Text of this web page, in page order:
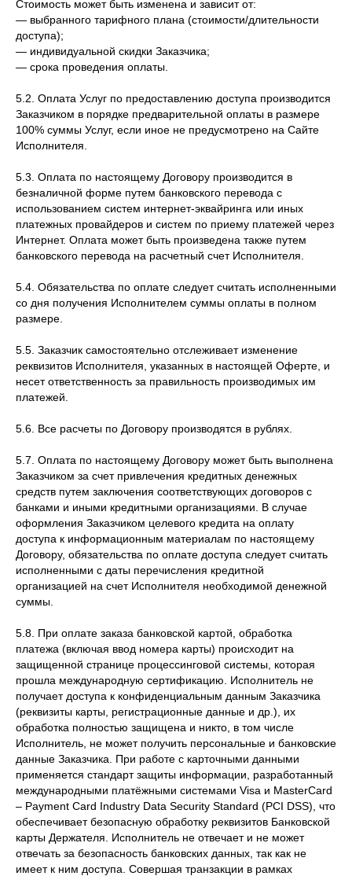
Стоимость может быть изменена и зависит от:
— выбранного тарифного плана (стоимости/длительности
доступа);
— индивидуальной скидки Заказчика;
— срока проведения оплаты.
5.2. Оплата Услуг по предоставлению доступа производится
Заказчиком в порядке предварительной оплаты в размере
100% суммы Услуг, если иное не предусмотрено на Сайте
Исполнителя.
5.3. Оплата по настоящему Договору производится в
безналичной форме путем банковского перевода с
использованием систем интернет-эквайринга или иных
платежных провайдеров и систем по приему платежей через
Интернет. Оплата может быть произведена также путем
банковского перевода на расчетный счет Исполнителя.
5.4. Обязательства по оплате следует считать исполненными
со дня получения Исполнителем суммы оплаты в полном
размере.
5.5. Заказчик самостоятельно отслеживает изменение
реквизитов Исполнителя, указанных в настоящей Оферте, и
несет ответственность за правильность производимых им
платежей.
5.6. Все расчеты по Договору производятся в рублях.
5.7. Оплата по настоящему Договору может быть выполнена
Заказчиком за счет привлечения кредитных денежных
средств путем заключения соответствующих договоров с
банками и иными кредитными организациями. В случае
оформления Заказчиком целевого кредита на оплату
доступа к информационным материалам по настоящему
Договору, обязательства по оплате доступа следует считать
исполненными с даты перечисления кредитной
организацией на счет Исполнителя необходимой денежной
суммы.
5.8. При оплате заказа банковской картой, обработка
платежа (включая ввод номера карты) происходит на
защищенной странице процессинговой системы, которая
прошла международную сертификацию. Исполнитель не
получает доступа к конфиденциальным данным Заказчика
(реквизиты карты, регистрационные данные и др.), их
обработка полностью защищена и никто, в том числе
Исполнитель, не может получить персональные и банковские
данные Заказчика. При работе с карточными данными
применяется стандарт защиты информации, разработанный
международными платёжными системами Visa и MasterCard
– Payment Card Industry Data Security Standard (PCI DSS), что
обеспечивает безопасную обработку реквизитов Банковской
карты Держателя. Исполнитель не отвечает и не может
отвечать за безопасность банковских данных, так как не
имеет к ним доступа. Совершая транзакции в рамках